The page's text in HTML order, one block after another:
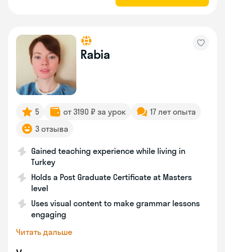
Rabia
5 от 3190 ₽ за урок
17 лет опыта
3 отзыва
Gained teaching experience while living in
Turkey
Holds a Post Graduate Certificate at Masters
level
Uses visual content to make grammar lessons
engaging
Читать дальше